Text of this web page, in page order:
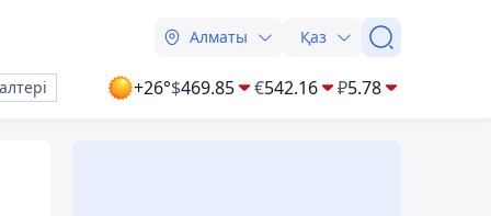
Алматы Қаз
+26°$469.85 €542.16 ₽5.78